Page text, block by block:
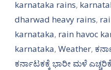
karnataka rains,
dharwad heavy rains,
karnataka, rain havoc
karnataka, Weather,
ಕರ್ನಾಟಕಕ್ಕೆ ಭಾರೀ ಮಳೆ ಎಚ್ಚರಿಕೆ